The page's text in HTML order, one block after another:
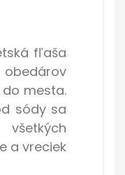
fľaša
mesta.
sódy sa
a vreciek